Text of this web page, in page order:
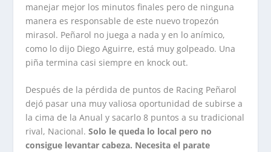
manejar mejor los minutos finales pero de ninguna
manera es responsable de este nuevo tropezón
mirasol. Peñarol no juega a nada y en lo anímico,
como lo dijo Diego Aguirre, está muy golpeado. Una
piña termina casi siempre en knock out.
Después de la pérdida de puntos de Racing Peñarol
dejó pasar una muy valiosa oportunidad de subirse a
la cima de la Anual y sacarlo 8 puntos a su tradicional
rival, Nacional.Solo le queda lo local pero no
consigue levantar cabeza. Necesita el parate